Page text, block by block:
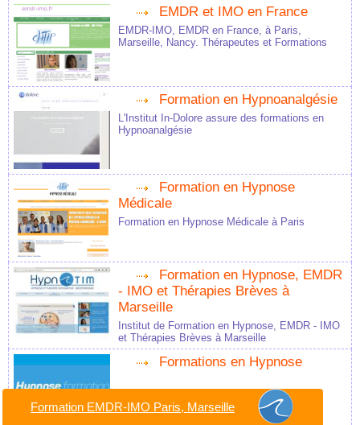
EMDR et IMO en France
EMDR-IMO, EMDR en France, à Paris,
Marseille, Nancy. Thérapeutes et Formations
Formation en Hypnoanalgésie
L'Institut In-Dolore assure des formations en
Hypnoanalgésie
Formation en Hypnose
Médicale
Formation en Hypnose Médicale à Paris
Formation en Hypnose, EMDR
- IMO et Thérapies Brèves à
Marseille
Institut de Formation en Hypnose, EMDR - IMO
et Thérapies Brèves à Marseille
Formations en Hypnose
Formation EMDR-IMO Paris, Marseille